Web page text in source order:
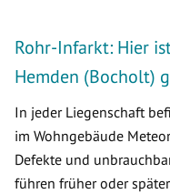
Rohr-Infarkt: Hier
Hemden (Bocholt)
In jeder Liegenschaft
im Wohngebäude
Defekte und
führen früher oder